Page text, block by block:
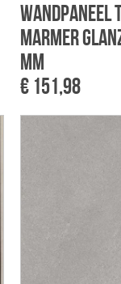
marmer
mm
€ 151,98